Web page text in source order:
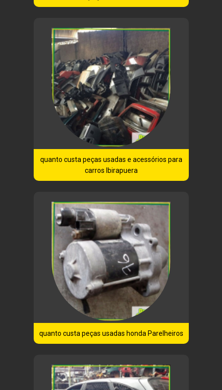
quanto custa peças usadas e acessórios para
carros Ibirapuera
quanto custa peças usadas honda Parelheiros